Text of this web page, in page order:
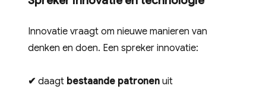
Innovatie vraagt om nieuwe manieren van
denken en doen. Een spreker innovatie:
✔ daagt bestaande patronen uit